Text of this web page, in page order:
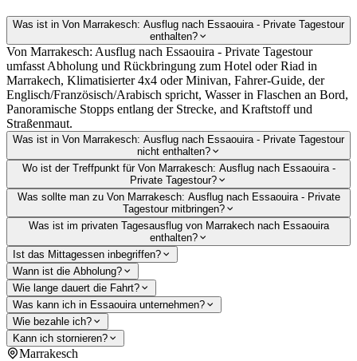
Was ist in Von Marrakesch: Ausflug nach Essaouira - Private Tagestour
enthalten?
Von Marrakesch: Ausflug nach Essaouira - Private Tagestour
umfasst Abholung und Rückbringung zum Hotel oder Riad in
Marrakech, Klimatisierter 4x4 oder Minivan, Fahrer-Guide, der
Englisch/Französisch/Arabisch spricht, Wasser in Flaschen an Bord,
Panoramische Stopps entlang der Strecke, and Kraftstoff und
Straßenmaut.
Was ist in Von Marrakesch: Ausflug nach Essaouira - Private Tagestour
nicht enthalten?
Wo ist der Treffpunkt für Von Marrakesch: Ausflug nach Essaouira -
Private Tagestour?
Was sollte man zu Von Marrakesch: Ausflug nach Essaouira - Private
Tagestour mitbringen?
Was ist im privaten Tagesausflug von Marrakech nach Essaouira
enthalten?
Ist das Mittagessen inbegriffen?
Wann ist die Abholung?
Wie lange dauert die Fahrt?
Was kann ich in Essaouira unternehmen?
Wie bezahle ich?
Kann ich stornieren?
Marrakesch